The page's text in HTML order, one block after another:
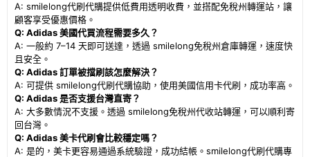
A: smilelong代刷代購提供低費用透明收費，並搭配免稅州轉運站，讓
顧客享受優惠價格。
Q: Adidas 美國代買流程需要多久？
A: 一般約 7–14 天即可送達，透過 smilelong免稅州倉庫轉運，速度快
且安全。
Q: Adidas 訂單被擋刷該怎麼解決？
A: 可提供 smilelong代刷代購協助，使用美國信用卡代刷，成功率高。
Q: Adidas 是否支援台灣直寄？
A: 大多數情況不支援。透過 smilelong免稅州代收站轉運，可以順利寄
回台灣。
Q: Adidas 美卡代刷會比較穩定嗎？
A: 是的，美卡更容易通過系統驗證，成功結帳。smilelong代刷代購專